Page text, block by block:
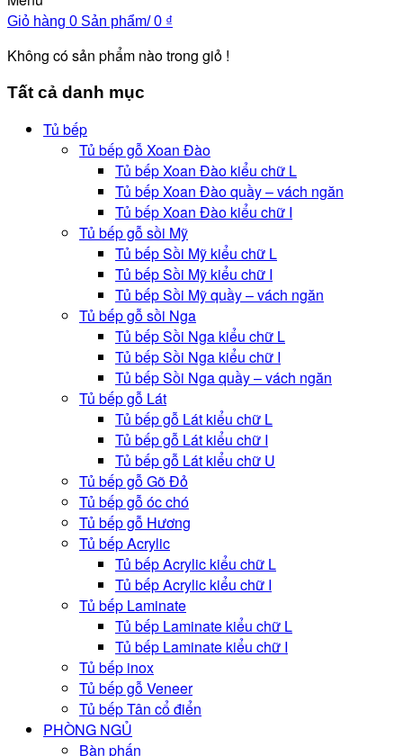
Giỏ hàng 0 Sản phẩm/0 ₫
Không có sản phẩm nào trong giỏ !
Tất cả danh mục
Tủ bếp
Tủ bếp gỗ Xoan Đào
Tủ bếp Xoan Đào kiểu chữ L
Tủ bếp Xoan Đào quầy – vách ngăn
Tủ bếp Xoan Đào kiểu chữ I
Tủ bếp gỗ sồi Mỹ
Tủ bếp Sồi Mỹ kiểu chữ L
Tủ bếp Sồi Mỹ kiểu chữ I
Tủ bếp Sồi Mỹ quầy – vách ngăn
Tủ bếp gỗ sồi Nga
Tủ bếp Sồi Nga kiểu chữ L
Tủ bếp Sồi Nga kiểu chữ I
Tủ bếp Sồi Nga quầy – vách ngăn
Tủ bếp gỗ Lát
Tủ bếp gỗ Lát kiểu chữ L
Tủ bếp gỗ Lát kiểu chữ I
Tủ bếp gỗ Lát kiểu chữ U
Tủ bếp gỗ Gõ Đỏ
Tủ bếp gỗ óc chó
Tủ bếp gỗ Hương
Tủ bếp Acrylic
Tủ bếp Acrylic kiểu chữ L
Tủ bếp Acrylic kiểu chữ I
Tủ bếp Laminate
Tủ bếp Laminate kiểu chữ L
Tủ bếp Laminate kiểu chữ I
Tủ bếp inox
Tủ bếp gỗ Veneer
Tủ bếp Tân cổ điển
PHÒNG NGỦ
Bàn phấn